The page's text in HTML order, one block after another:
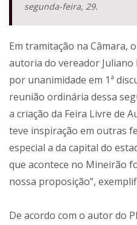
segunda-feira, 29.
Em tramitação na Câmara,
autoria do vereador Juliano
por unanimidade em 1ª
reunião ordinária dessa
a criação da Feira Livre de
teve inspiração em outras
especial a da capital do
que acontece no Mineirão
nossa proposição”,
De acordo com o autor do